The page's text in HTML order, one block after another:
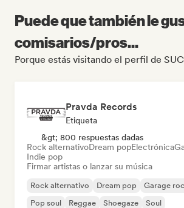
Puede que también le
comisarios/pros...
Porque estás visitando el perfil de
Pravda Records
Etiqueta
&gt; 800 respuestas dadas
Rock alternativoDream popElectrónica
Indie pop
Firmar artistas o lanzar su música
Rock alternativo Dream pop Garage
Pop soul
Reggae Shoegaze Soul